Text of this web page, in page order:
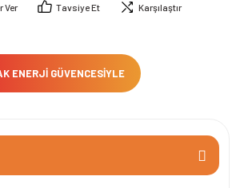
Ver Tavsiye Et Karşılaştır
ENERJİ GÜVENCESİYLE